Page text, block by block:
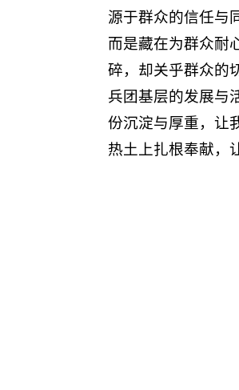
源于群众的信任与
而是藏在为群众耐
碎，却关乎群众的
兵团基层的发展与
份沉淀与厚重，让
热土上扎根奉献，